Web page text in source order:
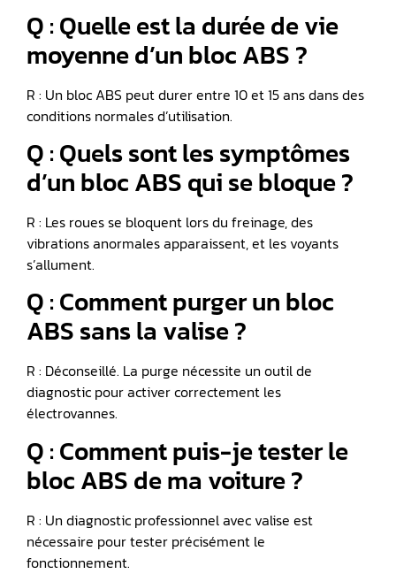
Q : Quelle est la durée de vie
moyenne d’un bloc ABS ?
R : Un bloc ABS peut durer entre 10 et 15 ans dans des
conditions normales d’utilisation.
Q : Quels sont les symptômes
d’un bloc ABS qui se bloque ?
R : Les roues se bloquent lors du freinage, des
vibrations anormales apparaissent, et les voyants
s’allument.
Q : Comment purger un bloc
ABS sans la valise ?
R : Déconseillé. La purge nécessite un outil de
diagnostic pour activer correctement les
électrovannes.
Q : Comment puis-je tester le
bloc ABS de ma voiture ?
R : Un diagnostic professionnel avec valise est
nécessaire pour tester précisément le
fonctionnement.